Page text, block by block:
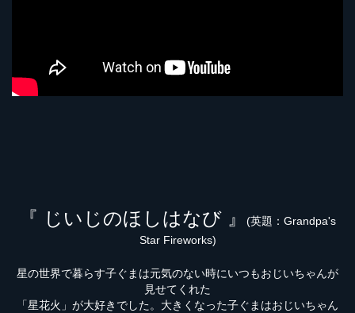
『 じいじのほしはなび 』
(英題：Grandpa's
Star Fireworks)
星の世界で暮らす子ぐまは元気のない時にいつもおじいちゃんが
見せてくれた
「星花火」が大好きでした。大きくなった子ぐまはおじいちゃん